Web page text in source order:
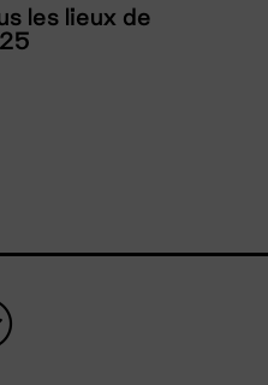
les lieux de